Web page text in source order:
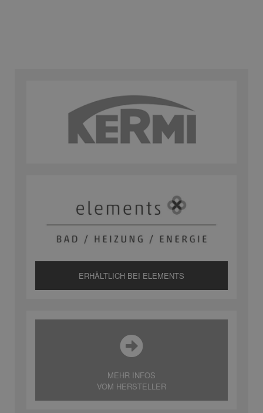
ERHÄLTLICH BEI ELEMENTS
MEHR INFOS
VOM HERSTELLER